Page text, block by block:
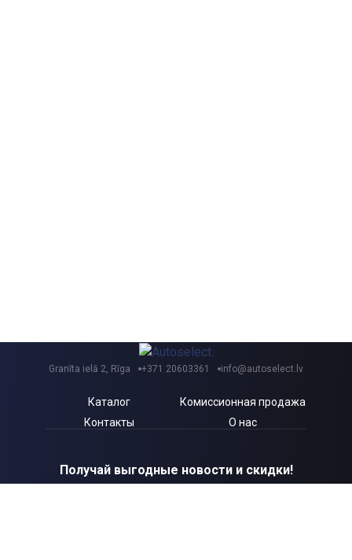
Granīta ielā 2, Rīga +371 20603361 info@autoselect.lv
Каталог
Комиссионная продажа
Контакты
О нас
Получай выгодные новости и скидки!